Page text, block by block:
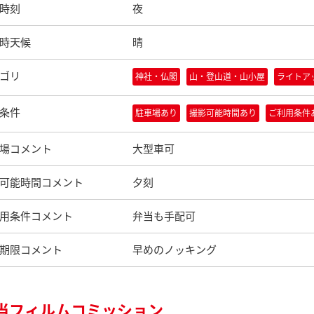
刻 夜
天候 晴
リ 神社・仏閣 山・登山道・山小屋 ライトア
件 駐車場あり 撮影可能時間あり ご利用条件
コメント 大型車可
能時間コメント 夕刻
条件コメント 弁当も手配可
限コメント 早めのノッキング